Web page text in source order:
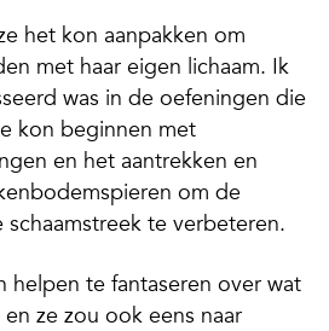
het kon aanpakken om
met haar eigen lichaam. Ik
was in de oefeningen die
kon beginnen met
en het aantrekken en
om de
te verbeteren.
helpen te fantaseren over wat
ze zou ook eens naar